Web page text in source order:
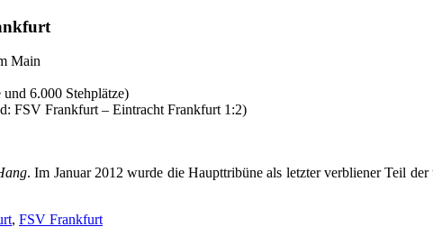
Main
6.000 Stehplätze)
FSV Frankfurt – Eintracht Frankfurt 1:2)
. Im Januar 2012 wurde die Haupttribüne als letzter verbliener Teil
, FSV Frankfurt